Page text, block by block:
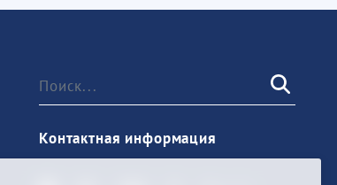
Контактная информация